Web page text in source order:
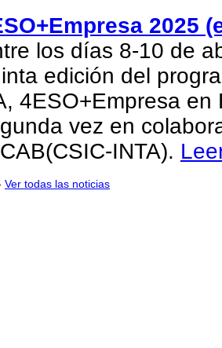
2025
los días 8-10 de
edición del
4ESO+Empresa en
vez en
INTA).
Ver todas las noticias